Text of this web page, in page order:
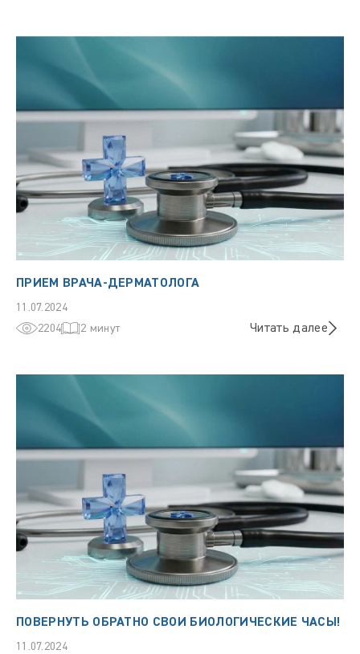
ПРИЕМ ВРАЧА-ДЕРМАТОЛОГА
11.07.2024
2204
2 минут Читать далее
ПОВЕРНУТЬ ОБРАТНО СВОИ БИОЛОГИЧЕСКИЕ ЧАСЫ!
11.07.2024